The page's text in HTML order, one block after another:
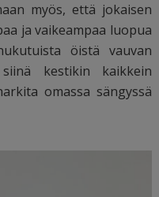
myös, että jokaisen
ja vaikeampaa luopua
öistä vauvan
kestikin kaikkein
omassa sängyssä